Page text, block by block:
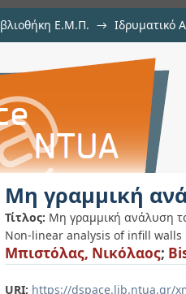
Ε.Μ.Π. → Ιδρυματικό
Μη γραμμική
Τίτλος: Μη γραμμική ανάλυση
Non-linear analysis of infill walls
Μπιστόλας, Νικόλαος;
URI: https://dspace.lib.ntua.gr/